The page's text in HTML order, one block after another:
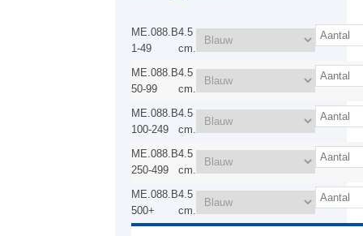
ME.088.B
1-49
4.5
cm.
ME.088.B
50-99
4.5
cm.
ME.088.B
100-249
4.5
cm.
ME.088.B
250-499
4.5
cm.
ME.088.B
500+
4.5
cm.